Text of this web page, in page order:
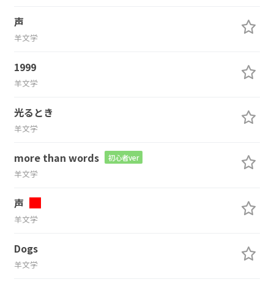
声
羊文学
1999
羊文学
光るとき
羊文学
more than words 初心者ver
羊文学
声
羊文学
Dogs
羊文学